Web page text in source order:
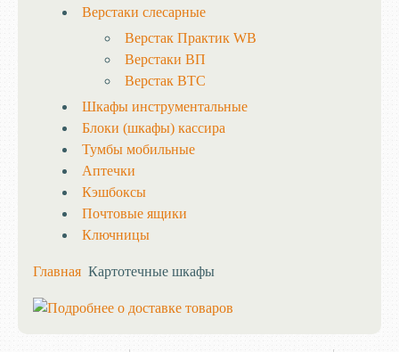
Верстаки слесарные
Верстак Практик WB
Верстаки ВП
Верстак ВТС
Шкафы инструментальные
Блоки (шкафы) кассира
Тумбы мобильные
Аптечки
Кэшбоксы
Почтовые ящики
Ключницы
Главная Картотечные шкафы